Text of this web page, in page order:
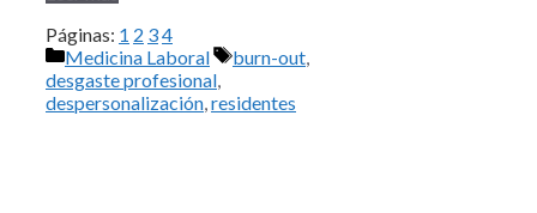
Páginas: 1 2 34
Categorías
Medicina Laboral Etiquetas
burn-out,
desgaste profesional,
despersonalización,residentes